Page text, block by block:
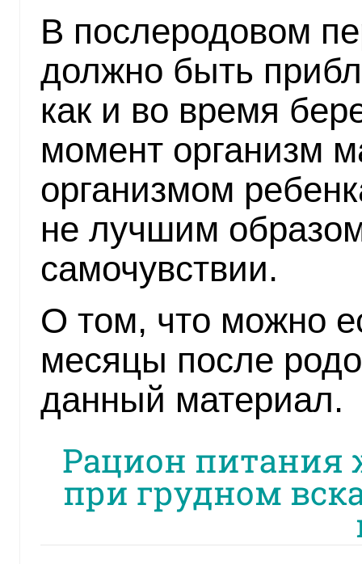
В послеродовом
должно быть
как и во время
момент организм
организмом
не лучшим
самочувствии.
О том, что можно
месяцы после
данный материал.
Рацион питания
при грудном